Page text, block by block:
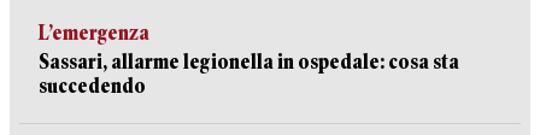
L’emergenza
Sassari, allarme legionella in ospedale: cosa sta
succedendo